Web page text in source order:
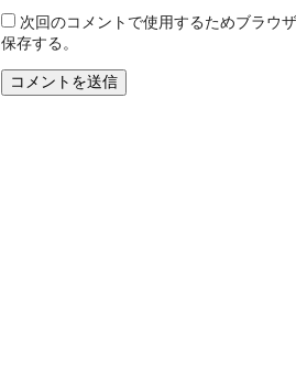
次回のコメントで使用するためブラウ
保存する。